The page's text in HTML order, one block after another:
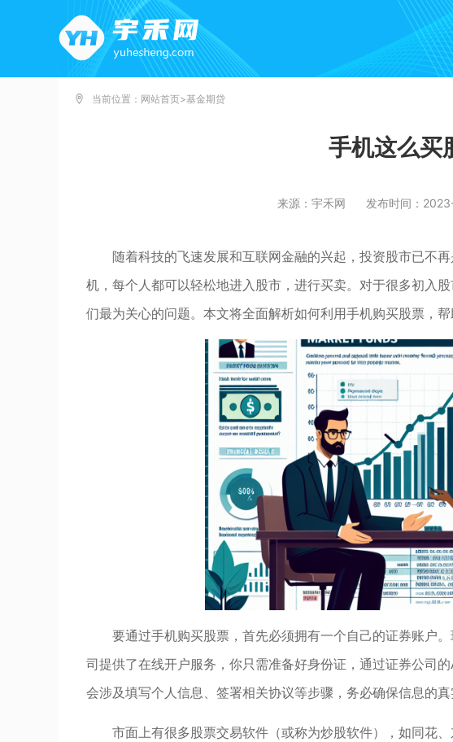
当前位置： 网站首页>基金期贷
手机这么买
来源：宇禾网 发布时间：
随着科技的飞速发展和互联网金融的兴起，投资股市已不
机，每个人都可以轻松地进入股市，进行买卖。对于很多初入
们最为关心的问题。本文将全面解析如何利用手机购买股票，帮
要通过手机购买股票，首先必须拥有一个自己的证券账户
司提供了在线开户服务，你只需准备好身份证，通过证券公司
会涉及填写个人信息、签署相关协议等步骤，务必确保信息的真
市面上有很多股票交易软件（或称为炒股软件），如同花